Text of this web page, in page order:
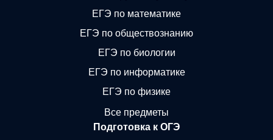
ЕГЭ по математике
ЕГЭ по обществознанию
ЕГЭ по биологии
ЕГЭ по информатике
ЕГЭ по физике
Все предметы
Подготовка к ОГЭ